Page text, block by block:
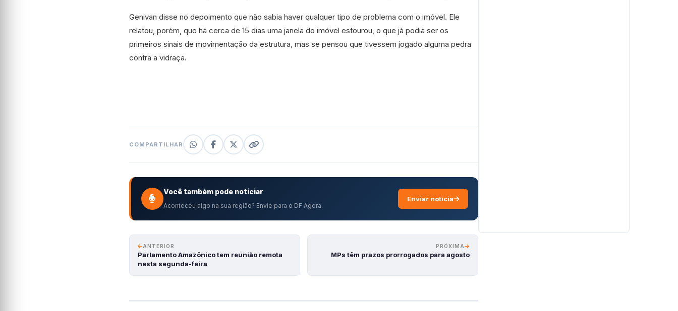
Genivan disse no depoimento que não sabia haver qualquer tipo de problema com o imóvel. Ele
relatou, porém, que há cerca de 15 dias uma janela do imóvel estourou, o que já podia ser os
primeiros sinais de movimentação da estrutura, mas se pensou que tivessem jogado alguma pedra
contra a vidraça.
COMPARTILHAR
Você também pode noticiar
Aconteceu algo na sua região? Envie para o DF Agora.
Enviar notícia
ANTERIOR
Parlamento Amazônico tem reunião remota
nesta segunda-feira
PRÓXIMA
MPs têm prazos prorrogados para agosto